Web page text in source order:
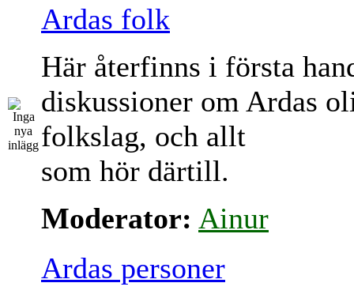
Ardas folk
Här återfinns i första
diskussioner om Ardas
folkslag, och allt
som hör därtill.
Moderator: Ainur
Ardas personer